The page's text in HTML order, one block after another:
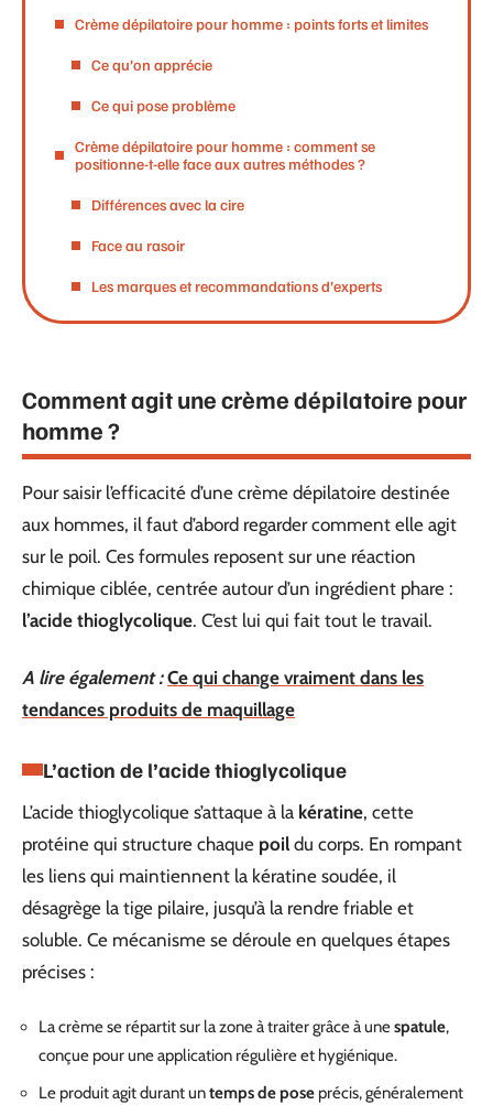
Crème dépilatoire pour homme : points forts et limites
Ce qu’on apprécie
Ce qui pose problème
Crème dépilatoire pour homme : comment se
positionne-t-elle face aux autres méthodes ?
Différences avec la cire
Face au rasoir
Les marques et recommandations d’experts
Comment agit une crème dépilatoire pour
homme ?
Pour saisir l’efficacité d’une crème dépilatoire destinée
aux hommes, il faut d’abord regarder comment elle agit
sur le poil. Ces formules reposent sur une réaction
chimique ciblée, centrée autour d’un ingrédient phare :
l’acide thioglycolique. C’est lui qui fait tout le travail.
A lire également : Ce qui change vraiment dans les
tendances produits de maquillage
L’action de l’acide thioglycolique
L’acide thioglycolique s’attaque à la kératine, cette
protéine qui structure chaque poil du corps. En rompant
les liens qui maintiennent la kératine soudée, il
désagrège la tige pilaire, jusqu’à la rendre friable et
soluble. Ce mécanisme se déroule en quelques étapes
précises :
La crème se répartit sur la zone à traiter grâce à unespatule,
conçue pour une application régulière et hygiénique.
Le produit agit durant untemps de pose précis, généralement